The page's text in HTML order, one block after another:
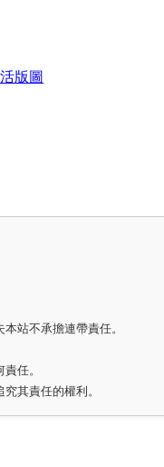
版圖
站不承擔連帶責任。
任。
其責任的權利。